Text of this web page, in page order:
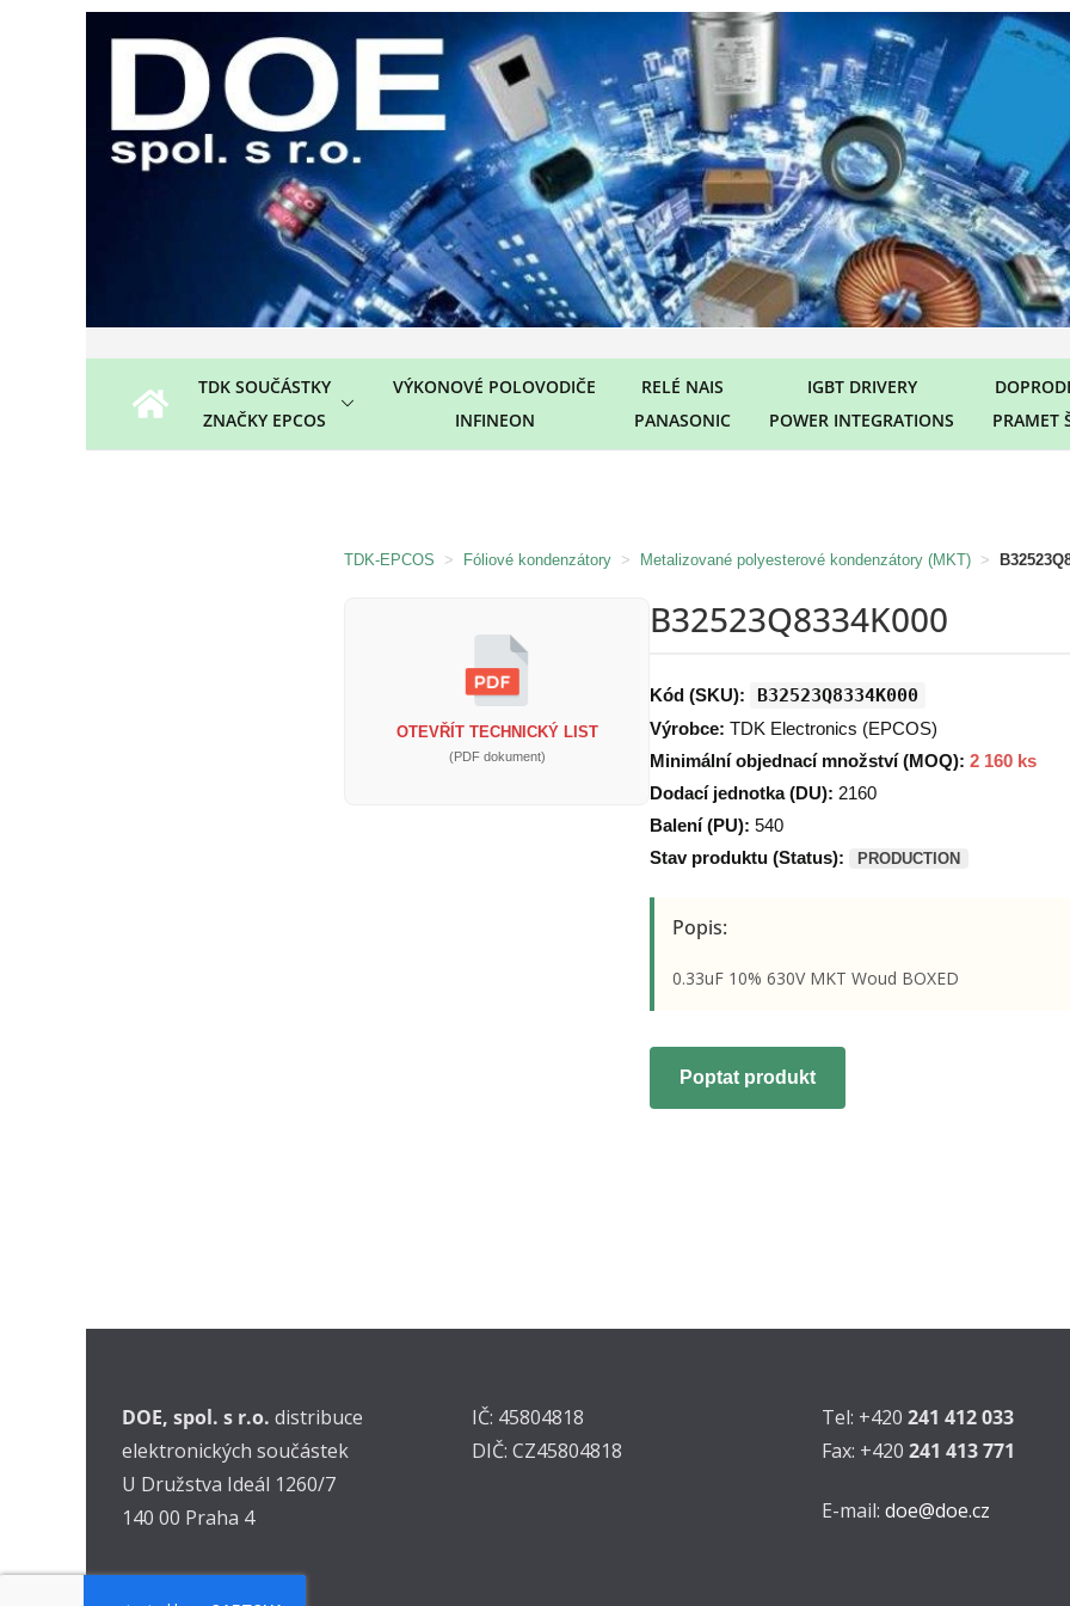
TDK SOUČÁSTKY
ZNAČKY EPCOS
VÝKONOVÉ POLOVODIČE
INFINEON
RELÉ NAIS
PANASONIC
IGBT DRIVERY
POWER INTEGRATIONS
PRAMET
TDK-EPCOS > Fóliové kondenzátory > Metalizované polyesterové kondenzátory (MKT) >
OTEVŘÍT TECHNICKÝ LIST
(PDF dokument)
B32523Q8334K000
Kód (SKU): B32523Q8334K000
Výrobce: TDK Electronics (EPCOS)
Minimální objednací množství (MOQ): 2 160 ks
Dodací jednotka (DU): 2160
Balení (PU): 540
Stav produktu (Status):
PRODUCTION
Popis:
0.33uF 10% 630V MKT Woud BOXED
Poptat produkt
DOE, spol. s r.o. distribuce
elektronických součástek
U Družstva Ideál 1260/7
140 00 Praha 4
IČ: 45804818
DIČ: CZ45804818
Tel: +420 241 412 033
Fax: +420 241 413 771
E-mail: doe@doe.cz